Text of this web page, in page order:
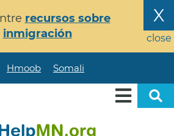
X
close
recursos sobre
inmigración
Hmoob Somali